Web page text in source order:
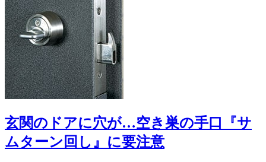
玄関のドアに穴が…空き巣の手口『サ
ムターン回し』に要注意